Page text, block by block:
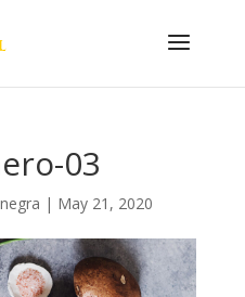
03
| May 21, 2020